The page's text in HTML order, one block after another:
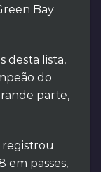
Bay
desta lista,
do
parte,
registrou
em passes,